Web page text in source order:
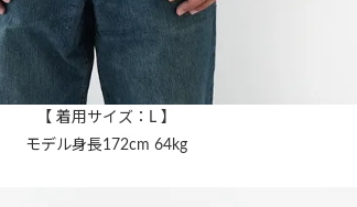
【 着用サイズ：L 】
モデル身長172cm 64kg